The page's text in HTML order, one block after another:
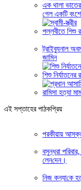
এক থালা
গেল একটি
পল্লবীতে শিশু
ট্রাইব্যুনাল
জামিন
শিশু নির্যাতনের
রামিসা হত্যা
এই সপ্তাহের পাঠকপ্রিয়
পরকীয়ায়
বসুন্ধরা
লেন‌দেন।
নিজ কন্যা‌কে